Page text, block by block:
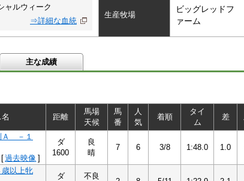
ャルウィーク
⇒詳細な血統
生産牧場
ビッグレッドフ
ァーム
主な成績
距離
馬場
天候
馬
番
人
気
着順
タイ
ム
差
Ａ －１
[過去映像 ]
ダ
1600
良
晴
7 6 3/8 1:48.0 1.0
以上牝
ダ
不良